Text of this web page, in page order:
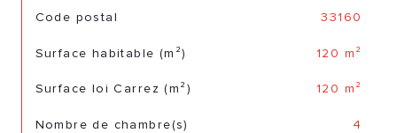
TRAD_SIROCCO_Caracteristique
Code postal 33160
Surface habitable (m²) 120 m²
Surface loi Carrez (m²) 120 m²
Nombre de chambre(s) 4